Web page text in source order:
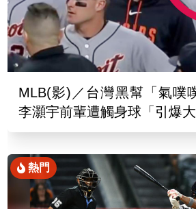
MLB(影)／台灣黑幫「氣噗
李灝宇前輩遭觸身球「引爆大
熱門